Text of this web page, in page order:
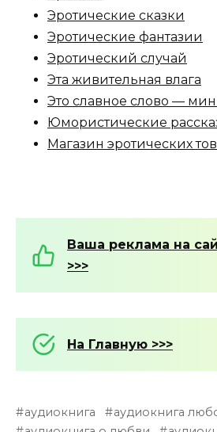
Эротические сказки
Эротические фантазии
Эротический случай
Эта живительная влага
Это славное слово —
Юмористические
Магазин эротических
Ваша реклама на
>>>
На Главную >>>
аудиокнига
аудиокнига